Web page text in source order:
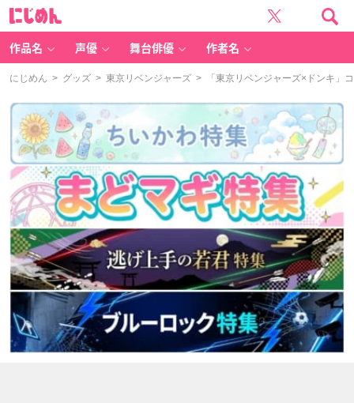
作品名 声優 舞台俳優 作者名
にじめん > グッズ > 東京リベンジャーズ > 「東京リベンジャーズ×ドンキ」